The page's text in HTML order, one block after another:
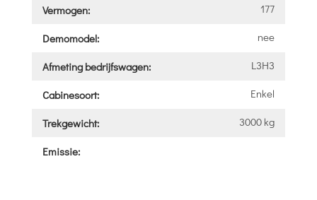
Vermogen: 177
Demomodel: nee
Afmeting bedrijfswagen: L3H3
Cabinesoort: Enkel
Trekgewicht: 3000 kg
Emissie: